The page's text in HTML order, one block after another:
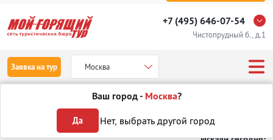
+7 (495) 646-07-54
Чистопрудный б., д.1
Заявка на тур Москва
Ваш город - Москва?
Да Нет, выбрать другой город
Отели в Турции в Анталии